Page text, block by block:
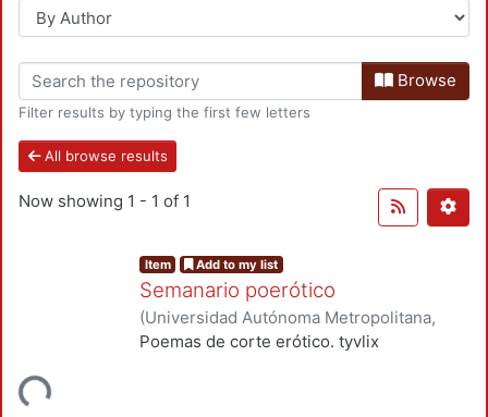
Browse
Filter results by typing the first few letters
All browse results
Now showing 1 - 1 of 1
Item Add to my list
Semanario poerótico
(Universidad Autónoma Metropolitana,
Unidad Azcapotzalco, División de Ciencias
Poemas de corte erótico. tyvlix